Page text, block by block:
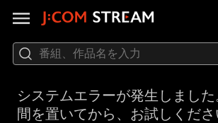
システムエラーが発生しまし
間を置いてから、お試しくだ